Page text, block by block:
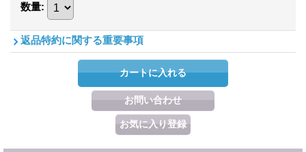
数量:
返品特約に関する重要事項